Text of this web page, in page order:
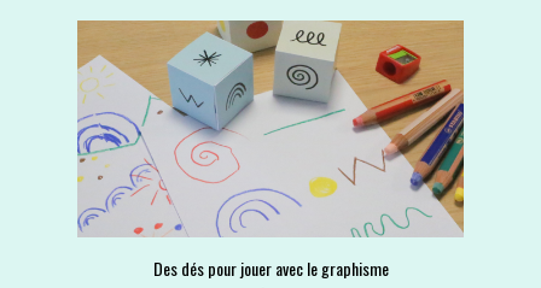
Des dés pour jouer avec le graphisme